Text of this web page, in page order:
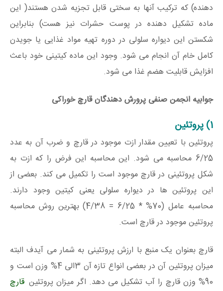
دهنده) که ترکیب آنها به سختی قابل تجزیه شدن هستند( این
ماده تشکیل دهنده در پوست حشرات نیز هست) بنابراین
شکستن این دیواره سلولی در دوره تهیه مواد غذایی یا جویدن
کامل خام آن انجام می شود. وجود این ماده کیتینی خود باعث
افزایش قابلیت هضم غذا می شود.
جوابیه انجمن صنفی پرورش دهندگان قارچ خوراکی
1) پروتئین
پروتئین با تعیین مقدار ازت موجود در قارچ و ضرب آن به عدد
6/25 محاسبه می شود. این محاسبه این فرض را که ازت به
شکل پروتئینی در قارچ موجود است را تکمیل می کند. بعضی از
این پروتئین ها در دیواره سلولی یعنی کیتین وجود دارند.
محاسبه عامل (70% * 6/25 = 4/38) بهترین روش محاسبه
پروتئین موجود در قارچ است.
قارچ بعنوان یک منبع با ارزش پروتئینی به شمار می آیدف البته
میزان پروتئین آن در بعضی انواع تازه آن 3الی 4% وزن است و
90% وزن قارچ را آب تشکیل می دهد. اگر میزان پروتئین
قارچ